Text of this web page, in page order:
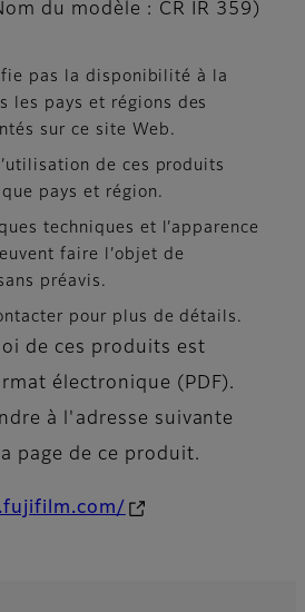
du modèle : CR IR 359)
pas la disponibilité à la
les pays et régions des
sur ce site Web.
de ces produits
pays et région.
techniques et l’apparence
faire l’objet de
préavis.
pour plus de détails.
de ces produits est
électronique (PDF).
à l'adresse suivante
page de ce produit.